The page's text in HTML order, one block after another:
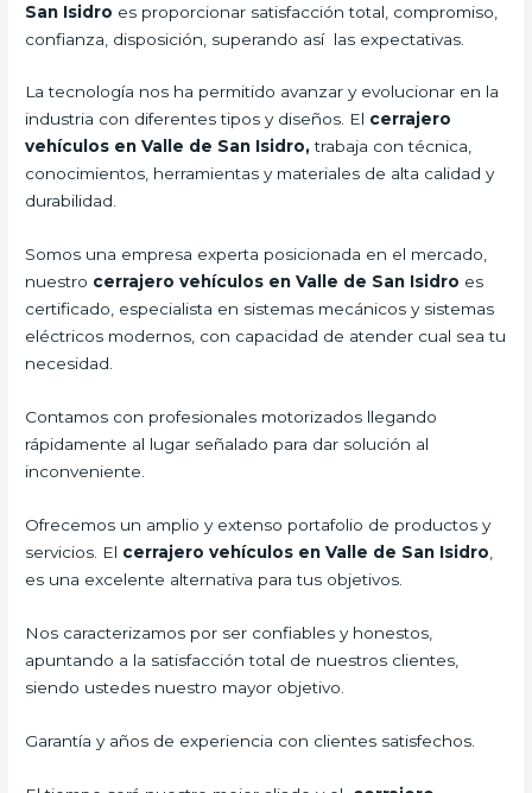
San Isidro es proporcionar satisfacción total, compromiso,
confianza, disposición, superando así las expectativas.
La tecnología nos ha permitido avanzar y evolucionar en la
industria con diferentes tipos y diseños. El cerrajero
vehículos en Valle de San Isidro,trabaja con técnica,
conocimientos, herramientas y materiales de alta calidad y
durabilidad.
Somos una empresa experta posicionada en el mercado,
nuestro cerrajero vehículos en Valle de San Isidro es
certificado, especialista en sistemas mecánicos y sistemas
eléctricos modernos, con capacidad de atender cual sea tu
necesidad.
Contamos con profesionales motorizados llegando
rápidamente al lugar señalado para dar solución al
inconveniente.
Ofrecemos un amplio y extenso portafolio de productos y
servicios. El cerrajero vehículos en Valle de San Isidro
es una excelente alternativa para tus objetivos.
Nos caracterizamos por ser confiables y honestos,
apuntando a la satisfacción total de nuestros clientes,
siendo ustedes nuestro mayor objetivo.
Garantía y años de experiencia con clientes satisfechos.